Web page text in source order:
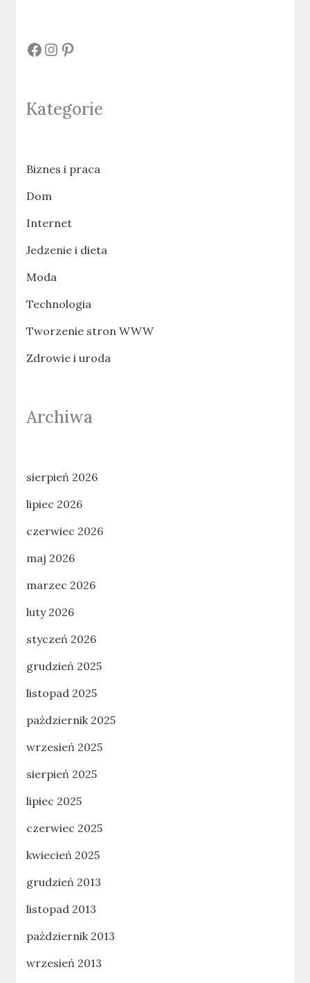
# # #
Kategorie
Biznes i praca
Dom
Internet
Jedzenie i dieta
Moda
Technologia
Tworzenie stron WWW
Zdrowie i uroda
Archiwa
sierpień 2026
lipiec 2026
czerwiec 2026
maj 2026
marzec 2026
luty 2026
styczeń 2026
grudzień 2025
listopad 2025
październik 2025
wrzesień 2025
sierpień 2025
lipiec 2025
czerwiec 2025
kwiecień 2025
grudzień 2013
listopad 2013
październik 2013
wrzesień 2013